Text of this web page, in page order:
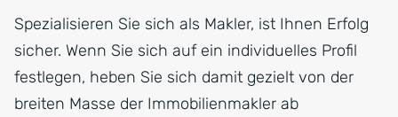
Spezialisieren Sie sich als Makler, ist Ihnen Erfolg
sicher. Wenn Sie sich auf ein individuelles Profil
festlegen, heben Sie sich damit gezielt von der
breiten Masse der Immobilienmakler ab